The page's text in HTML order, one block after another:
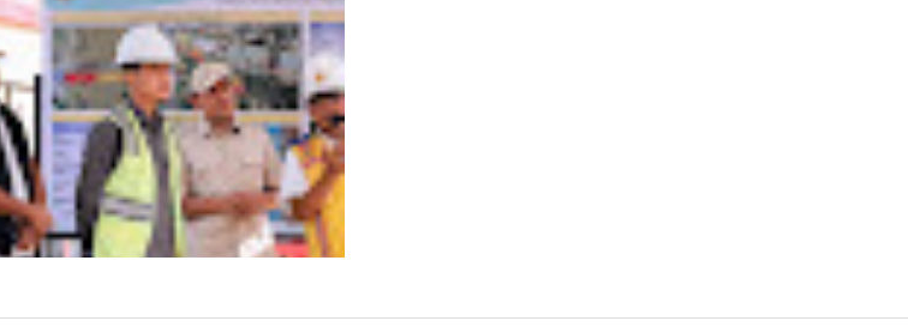
53 Bank Aceh: Momentum
Amanah, Menumbuhkan
Bagi Aceh